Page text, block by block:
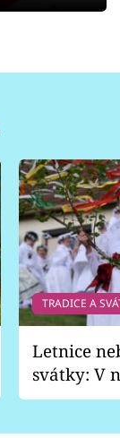
TRADICE A
Letnice
svátky: V
pondělí